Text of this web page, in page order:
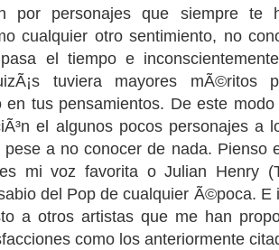
por personajes que siempre te
cualquier otro sentimiento, no
el tiempo e
tuviera mayores mÃ©ritos
en tus pensamientos. De este
el algunos pocos personajes a
pese a no conocer de nada. Pienso
mi voz favorita oJulian Henry
del Pop de cualquier Ã©poca. E
a otros artistas que me han
como los anteriormente